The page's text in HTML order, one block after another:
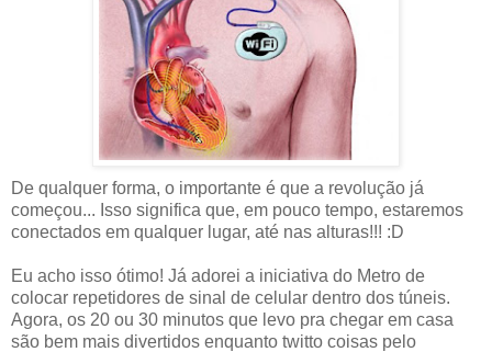
De qualquer forma, o importante é que a revolução já
começou... Isso significa que, em pouco tempo, estaremos
conectados em qualquer lugar, até nas alturas!!! :D
Eu acho isso ótimo! Já adorei a iniciativa do Metro de
colocar repetidores de sinal de celular dentro dos túneis.
Agora, os 20 ou 30 minutos que levo pra chegar em casa
são bem mais divertidos enquanto twitto coisas pelo